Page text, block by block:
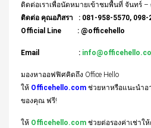
ติดต่อเราเพื่อนัดหมายเข้าชมพื้นที่ จันทร์ –
ติดต่อ คุณอภิสรา : 081-958-5570, 098-
Official Line : @officehello
Email :
มองหาออฟฟิศคิดถึง Office Hello
ให้ Officehello.com ช่วยหาหรือแนะนำอ
ของคุณ ฟรี!
ให้ Officehello.com ช่วยต่อรองค่าเช่าใ